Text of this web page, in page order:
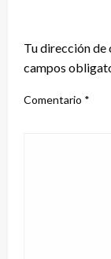
Tu dirección
campos
Comentario *